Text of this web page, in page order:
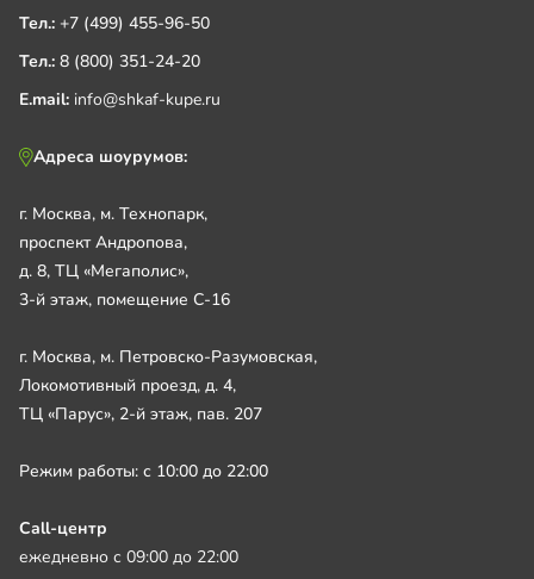
Тел.: +7 (499) 455-96-50
Тел.: 8 (800) 351-24-20
E.mail: info@shkaf-kupe.ru
Адреса шоурумов:
г. Москва, м. Технопарк,
проспект Андропова,
д. 8, ТЦ «Мегаполис»,
3-й этаж, помещение С-16
г. Москва, м. Петровско-Разумовская,
Локомотивный проезд, д. 4,
ТЦ «Парус», 2-й этаж, пав. 207
Режим работы: с 10:00 до 22:00
Call-центр
ежедневно с 09:00 до 22:00